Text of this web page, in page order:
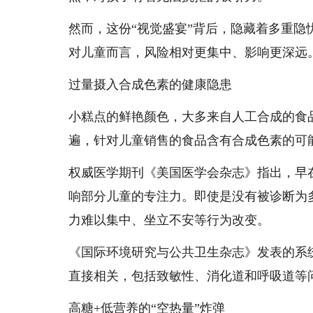
然而，这份“视觉盛宴”背后，隐藏着多重
对儿童而言，风险相对更集中、影响更深远
过量摄入合成色素的健康隐患
小糕点的鲜艳颜色，大多来自人工合成的
遍，针对儿童销售的食品含有合成色素的可
权威医学期刊《美国医学会杂志》指出，
响部分儿童的专注力。即使是没有被诊断
力难以集中、坐立不安等行为改变。
《国际环境研究与公共卫生杂志》发表的
直接相关，包括致敏性、消化道和呼吸道
高糖+低营养的“空热量”炸弹